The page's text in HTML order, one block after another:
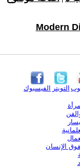
Modern
الفيسبوك التويتر
الإنسان